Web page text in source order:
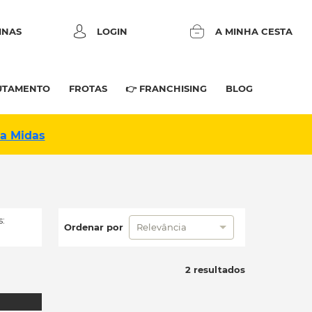
LOGIN A MINHA CESTA
FROTAS 👉 FRANCHISING BLOG
Midas
Ordenar por Relevância
2 resultados